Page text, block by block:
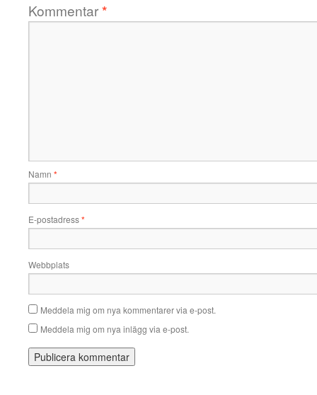
Kommentar*
Namn *
E-postadress*
Webbplats
Meddela mig om nya kommentarer via e-post.
Meddela mig om nya inlägg via e-post.